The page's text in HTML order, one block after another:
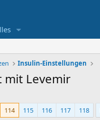
Insulin-Einstellungen
mit Levemir
114 115 116 117 118